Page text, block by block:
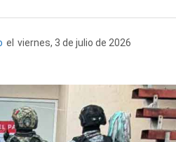
el viernes, 3 de julio de 2026